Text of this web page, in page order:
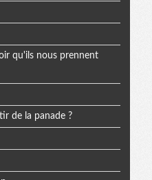
qu'ils nous prennent
de la panade ?